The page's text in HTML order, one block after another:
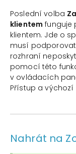
Poslední volba
klientem funguje
klientem. Jde o
musí podporovat
rozhraní
pomocí této
v ovládacích
Přístup a
Nahrát na